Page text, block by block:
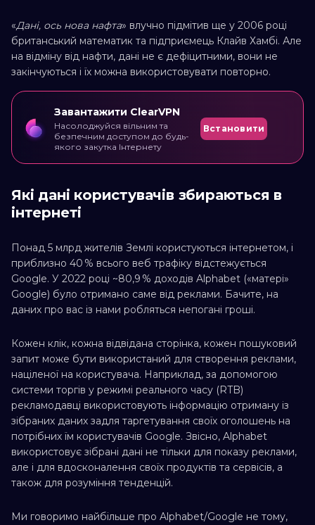
«Дані, ось нова нафта» влучно підмітив ще у 2006 році
британський математик та підприємець Клайв Хамбі. Але
на відміну від нафти, дані не є дефіцитними, вони не
закінчуються і їх можна використовувати повторно.
Завантажити ClearVPN
Насолоджуйся вільним та
безпечним доступом до будь-
якого закутка Інтернету
Встановити
Які дані користувачів збираються в
інтернеті
Понад 5 млрд жителів Землі користуються інтернетом, і
приблизно 40 % всього веб трафіку відстежується
Google. У 2022 році ~80,9 % доходів Alphabet («матері»
Google) було отримано саме від реклами. Бачите, на
даних про вас із нами робляться непогані гроші.
Кожен клік, кожна відвідана сторінка, кожен пошуковий
запит може бути використаний для створення реклами,
націленої на користувача. Наприклад, за допомогою
системи торгів у режимі реального часу (RTB)
рекламодавці використовують інформацію отриману із
зібраних даних задля таргетування своїх оголошень на
потрібних їм користувачів Google. Звісно, Alphabet
використовує зібрані дані не тільки для показу реклами,
але і для вдосконалення своїх продуктів та сервісів, а
також для розуміння тенденцій.
Ми говоримо найбільше про Alphabet/Google не тому,